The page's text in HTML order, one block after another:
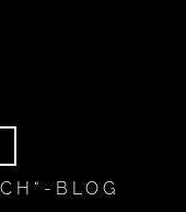
BLOG